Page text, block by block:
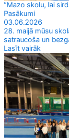
“Mazo skolu, lai
Pasākumi
03.06.2026
28. maijā mūsu
satraucoša un
Lasīt vairāk